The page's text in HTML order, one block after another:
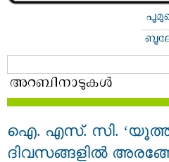
ഐ. എസ്. സി. ‘യൂത്ത്
ദിവസങ്ങളിൽ